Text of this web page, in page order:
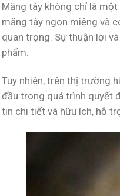
Măng tây không chỉ là
măng tây ngon miệng và
quan trọng. Sự thuận lợi
phẩm.
Tuy nhiên, trên thị trường
đầu trong quá trình quyết
tin chi tiết và hữu ích, hỗ